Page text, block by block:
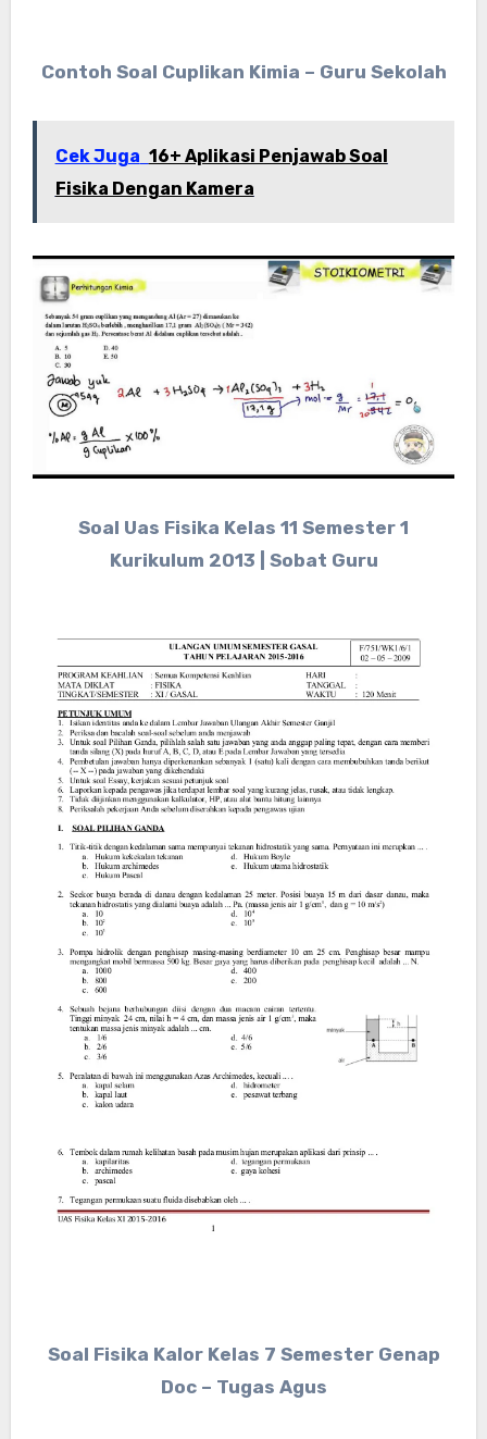
Contoh Soal Cuplikan Kimia – Guru Sekolah
Cek Juga 16+ Aplikasi Penjawab Soal
Fisika Dengan Kamera
Soal Uas Fisika Kelas 11 Semester 1
Kurikulum 2013 | Sobat Guru
Soal Fisika Kalor Kelas 7 Semester Genap
Doc – Tugas Agus